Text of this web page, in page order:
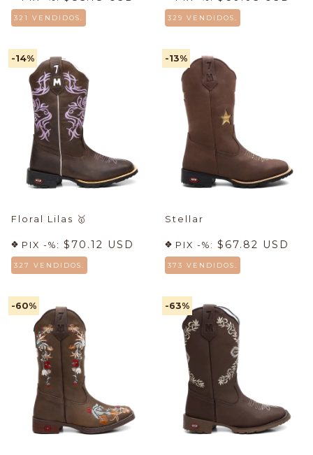
321 VENDIDOS. 329 VENDIDOS.
-14%
Floral Lilas 🥇
PIX -%: $70.12 USD
327 VENDIDOS.
-13%
Stellar
PIX -%: $67.82 USD
373 VENDIDOS.
-60% -63%